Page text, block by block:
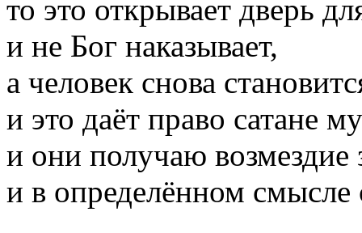
то это открывает дверь
и не Бог наказывает,
а человек снова
и это даёт право сатане
и они получаю возмездие
и в определённом смысле